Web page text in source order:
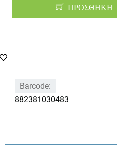
ΠΡΟΣΘΗΚΗ
Barcode:
882381030483